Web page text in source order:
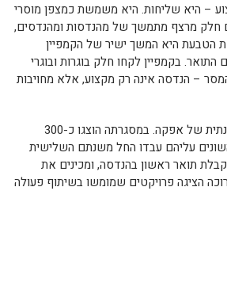
– היא שליחות. היא משמשת כמצפן מוסרי
חלק מרצף מתמשך של מהנדסות ומהנדסים,
הטבעת היא המשך ישיר של הקמפיין
בקמפיין לקחו חלק בוגרות ובוגרי
– הנדסה אינה רק מקצוע, אלא מחויבות
בנוסף, בקומה העליונה של ההיכל הוצגה תערוכת פרויקטי הגמר השנתית של אפקה. במסגרתה הוצגו כ-300
עליהם עבדו החל משנתם השלישית
תואר ראשון בהנדסה, ומכינים את
הציגה פרויקטים שמומשו בשיתוף פעולה